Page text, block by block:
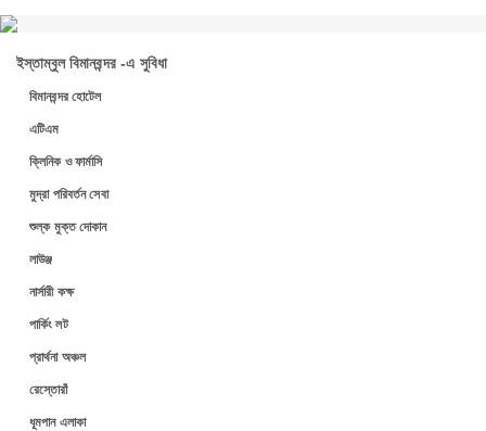
ইস্তাম্বুল বিমানবন্দর -এ সুবিধা
বিমানবন্দর হোটেল
এটিএম
ক্লিনিক ও ফার্মাসি
মুদ্রা পরিবর্তন সেবা
শুল্ক মুক্ত দোকান
লাউঞ্জ
নার্সারী কক্ষ
পার্কিং লট
প্রার্থনা অঞ্চল
রেস্তোরাঁ
ধূমপান এলাকা